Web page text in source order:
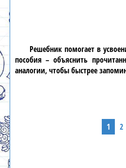
Решебник помогает в
пособия – объяснить
аналогии, чтобы быстрее
1 2